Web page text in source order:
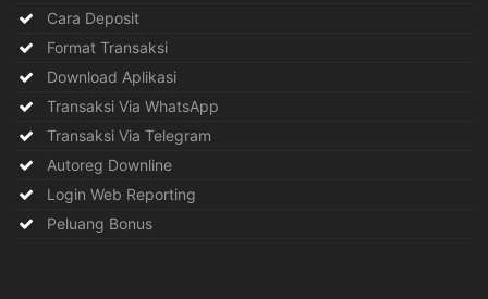
Cara Deposit
Format Transaksi
Download Aplikasi
Transaksi Via WhatsApp
Transaksi Via Telegram
Autoreg Downline
Login Web Reporting
Peluang Bonus